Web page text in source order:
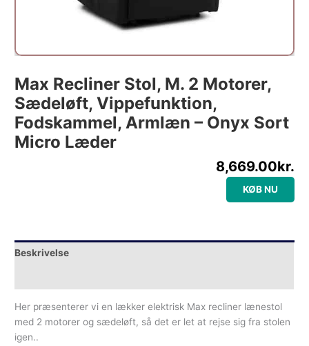
Max Recliner Stol, M. 2 Motorer,
Sædeløft, Vippefunktion,
Fodskammel, Armlæn – Onyx Sort
Micro Læder
8,669.00kr.
KØB NU
Beskrivelse
Her præsenterer vi en lækker elektrisk Max recliner lænestol
med 2 motorer og sædeløft, så det er let at rejse sig fra stolen
igen..